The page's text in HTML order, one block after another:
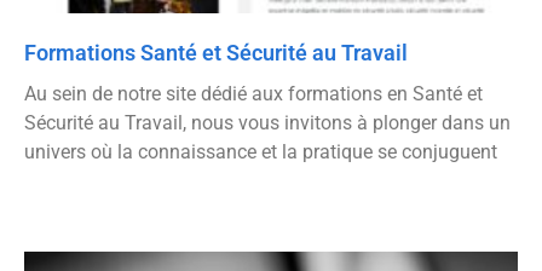
Formations Santé et Sécurité au Travail
Au sein de notre site dédié aux formations en Santé et
Sécurité au Travail, nous vous invitons à plonger dans un
univers où la connaissance et la pratique se conjuguent